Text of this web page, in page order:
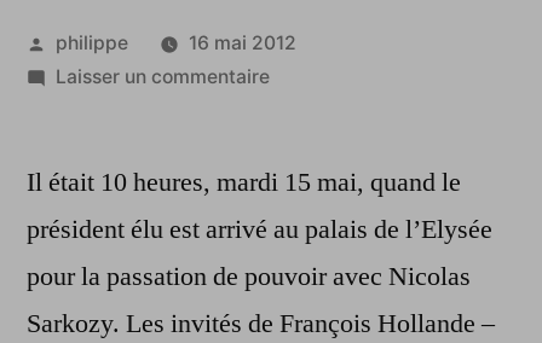
Publié
par
philippe
16 mai 2012
Laisser un commentairesur
le
d’une
longue
journée
Il était 10 heures, mardi 15 mai, quand le
président élu est arrivé au palais de l’Elysée
pour la passation de pouvoir avec Nicolas
Sarkozy. Les invités de François Hollande –